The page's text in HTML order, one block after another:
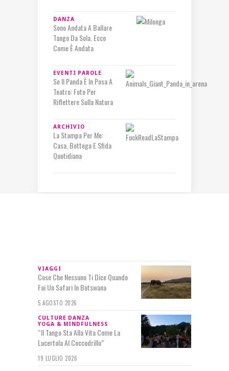
DANZA
Sono Andata A Ballare
Tango Da Sola. Ecco
Come È Andata
EVENTI PAROLE
Se Il Panda È In Posa A
Teatro: Foto Per
Riflettere Sulla Natura
ARCHIVIO
La Stampa Per Me:
Casa, Bottega E Sfida
Quotidiana
VIAGGI
Cose Che Nessuno Ti Dice Quando
Fai Un Safari In Botswana
5 AGOSTO 2026
CULTURE DANZA
YOGA & MINDFULNESS
“Il Tango Sta Alla Vita Come La
Lucertola Al Coccodrillo”
19 LUGLIO 2026